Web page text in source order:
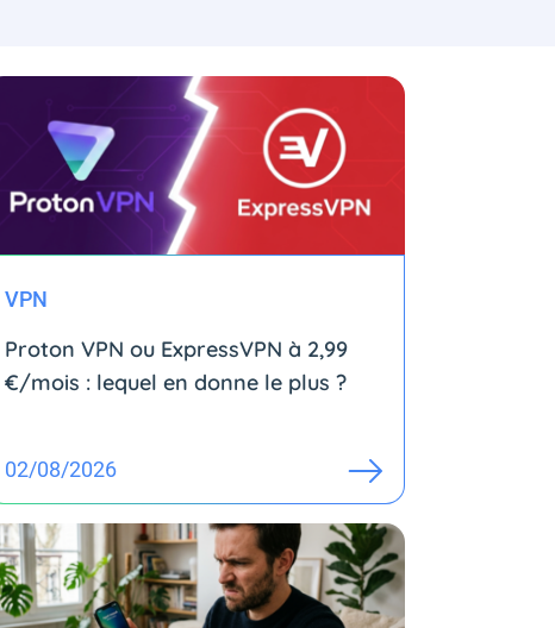
VPN
Proton VPN ou ExpressVPN à 2,99
€/mois : lequel en donne le plus ?
02/08/2026